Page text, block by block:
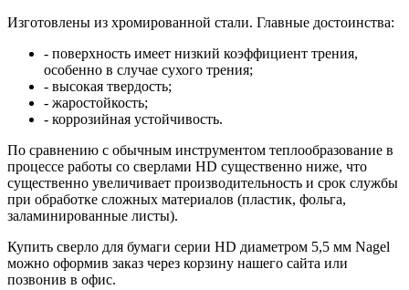
Изготовлены из хромированной стали. Главные достоинства:
- поверхность имеет низкий коэффициент трения,
особенно в случае сухого трения;
- высокая твердость;
- жаростойкость;
- коррозийная устойчивость.
По сравнению с обычным инструментом теплообразование в
процессе работы со сверлами HD существенно ниже, что
существенно увеличивает производительность и срок службы
при обработке сложных материалов (пластик, фольга,
заламинированные листы).
Купить сверло для бумаги серии HD диаметром 5,5 мм Nagel
можно оформив заказ через корзину нашего сайта или
позвонив в офис.